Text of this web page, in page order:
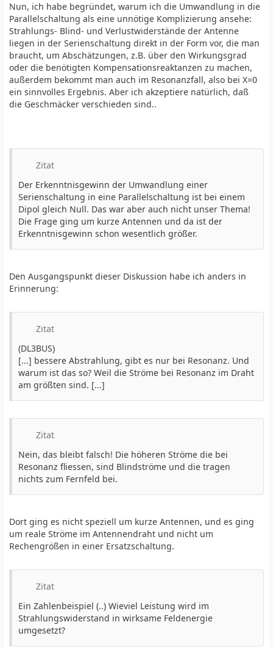
Nun, ich habe begründet, warum ich die Umwandlung in die
Parallelschaltung als eine unnötige Komplizierung ansehe:
Strahlungs- Blind- und Verlustwiderstände der Antenne
liegen in der Serienschaltung direkt in der Form vor, die man
braucht, um Abschätzungen, z.B. über den Wirkungsgrad
oder die benötigten Kompensationsreaktanzen zu machen,
außerdem bekommt man auch im Resonanzfall, also bei X=0
ein sinnvolles Ergebnis. Aber ich akzeptiere natürlich, daß
die Geschmäcker verschieden sind..
Zitat
Der Erkenntnisgewinn der Umwandlung einer
Serienschaltung in eine Parallelschaltung ist bei einem
Dipol gleich Null. Das war aber auch nicht unser Thema!
Die Frage ging um kurze Antennen und da ist der
Erkenntnisgewinn schon wesentlich größer.
Den Ausgangspunkt dieser Diskussion habe ich anders in
Erinnerung:
Zitat
(DL3BUS)
[...] bessere Abstrahlung, gibt es nur bei Resonanz. Und
warum ist das so? Weil die Ströme bei Resonanz im Draht
am größten sind. [...]
Zitat
Nein, das bleibt falsch! Die höheren Ströme die bei
Resonanz fliessen, sind Blindströme und die tragen
nichts zum Fernfeld bei.
Dort ging es nicht speziell um kurze Antennen, und es ging
um reale Ströme im Antennendraht und nicht um
Rechengrößen in einer Ersatzschaltung.
Zitat
Ein Zahlenbeispiel (..) Wieviel Leistung wird im
Strahlungswiderstand in wirksame Feldenergie
umgesetzt?